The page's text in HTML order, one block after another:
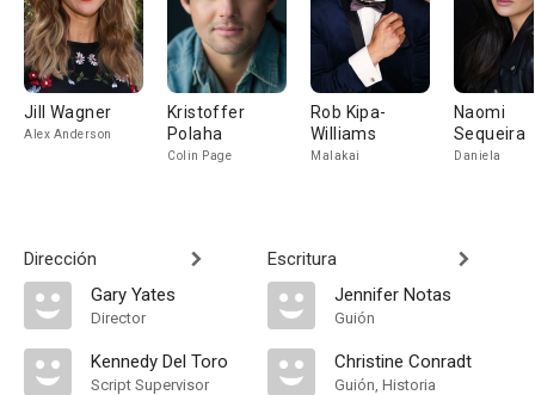
Jill Wagner
Alex Anderson
Kristoffer
Polaha
Colin Page
Rob Kipa-
Williams
Malakai
Naomi
Sequeira
Daniela
Dirección
Gary Yates
Director
Kennedy Del Toro
Script Supervisor
Escritura
Jennifer Notas
Guión
Christine Conradt
Guión, Historia